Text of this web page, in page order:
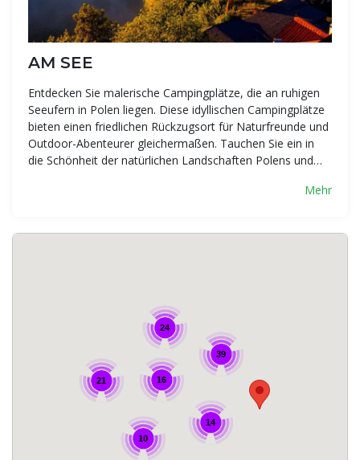
AM SEE
Entdecken Sie malerische Campingplätze, die an ruhigen
Seeufern in Polen liegen. Diese idyllischen Campingplätze
bieten einen friedlichen Rückzugsort für Naturfreunde und
Outdoor-Abenteurer gleichermaßen. Tauchen Sie ein in
die Schönheit der natürlichen Landschaften Polens und…
Mehr
21
24
14
16
39
10